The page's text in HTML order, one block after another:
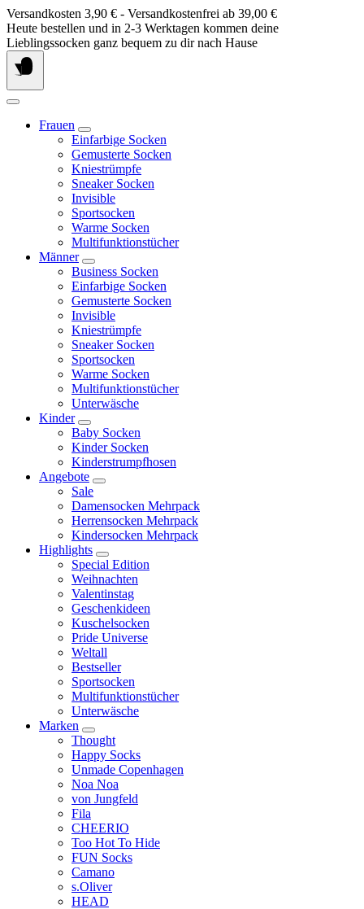
Springe
zum
Inhalt
Versandkosten 3,90 € - Versandkostenfrei ab 39,00 €
Heute bestellen und in 2-3 Werktagen kommen deine
Lieblingssocken ganz bequem zu dir nach Hause
Frauen
Einfarbige Socken
Gemusterte Socken
Kniestrümpfe
Sneaker Socken
Invisible
Sportsocken
Warme Socken
Multifunktionstücher
Männer
Business Socken
Einfarbige Socken
Gemusterte Socken
Invisible
Kniestrümpfe
Sneaker Socken
Sportsocken
Warme Socken
Multifunktionstücher
Unterwäsche
Kinder
Baby Socken
Kinder Socken
Kinderstrumpfhosen
Angebote
Sale
Damensocken Mehrpack
Herrensocken Mehrpack
Kindersocken Mehrpack
Highlights
Special Edition
Weihnachten
Valentinstag
Geschenkideen
Kuschelsocken
Pride Universe
Weltall
Bestseller
Sportsocken
Multifunktionstücher
Unterwäsche
Marken
Thought
Happy Socks
Unmade Copenhagen
Noa Noa
von Jungfeld
Fila
CHEERIO
Too Hot To Hide
FUN Socks
Camano
s.Oliver
HEAD